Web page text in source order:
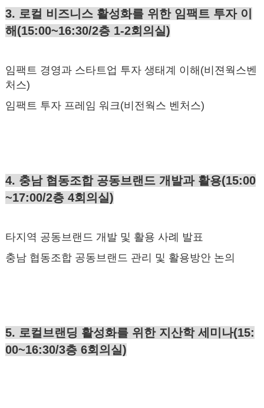
3. 로컬 비즈니스 활성화를 위한 임팩트 투자 이
해(15:00~16:30/2층 1-2회의실)
임팩트 경영과 스타트업 투자 생태계 이해(비젼웍스벤
처스)
임팩트 투자 프레임 워크(비전웍스 벤처스)
4. 충남 협동조합 공동브랜드 개발과 활용(15:00
~17:00/2층 4회의실)
타지역 공동브랜드 개발 및 활용 사례 발표
충남 협동조합 공동브랜드 관리 및 활용방안 논의
5. 로컬브랜딩 활성화를 위한 지산학 세미나(15:
00~16:30/3층 6회의실)